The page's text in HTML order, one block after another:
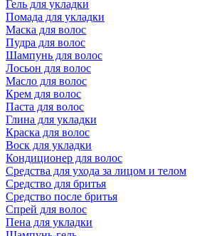
Гель для укладки
Помада для укладки
Маска для волос
Пудра для волос
Шампунь для волос
Лосьон для волос
Масло для волос
Крем для волос
Паста для волос
Глина для укладки
Краска для волос
Воск для укладки
Кондиционер для волос
Средства для ухода за лицом и телом
Средство для бритья
Средство после бритья
Спрей для волос
Пена для укладки